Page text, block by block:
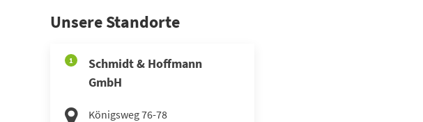
Unsere Standorte
1
Schmidt & Hoffmann
GmbH
Königsweg 76-78